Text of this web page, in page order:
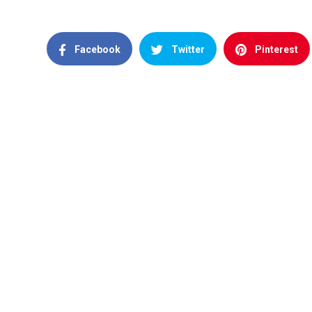
Facebook Twitter Pinterest